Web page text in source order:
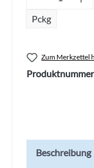
Pckg
Zum Merkzettel
Beschreibung